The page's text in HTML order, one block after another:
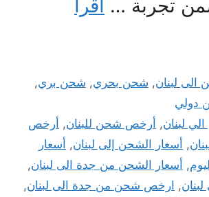
تجربة … اقرأ
الى لبنان, شحن بحري, شحن بري,
دولي
لبنان, أرخص شحن للبنان, أرخص
, أسعار الشحن إلى لبنان, أسعار
, أسعار الشحن من جدة الى لبنان,
, ارخص شحن من جدة الى لبنان,